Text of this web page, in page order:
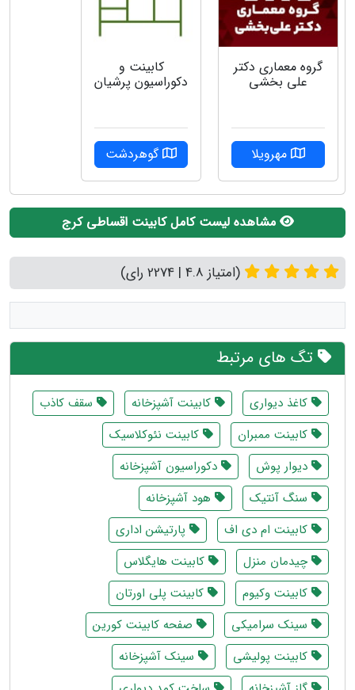
گروه معماری دکتر
علی بخشی
مهرویلا
کابینت و
دکوراسیون پرشیان
گوهردشت
مشاهده لیست کامل کابینت اقساطی کرج
(امتیاز 4.8 | 2274 رای)
تگ های مرتبط
کاغذ دیواری کابینت آشپزخانه
سقف کاذب
کابینت ممبران
کابینت نئوکلاسیک
دیوار پوش
دکوراسیون آشپزخانه
سنگ آنتیک
هود آشپزخانه
کابینت ام دی اف
پارتیشن اداری
چیدمان منزل
کابینت هایگلاس
کابینت وکیوم
کابینت پلی اورتان
سینک سرامیکی
صفحه کابینت کورین
کابینت پولیشی
سینک آشپزخانه